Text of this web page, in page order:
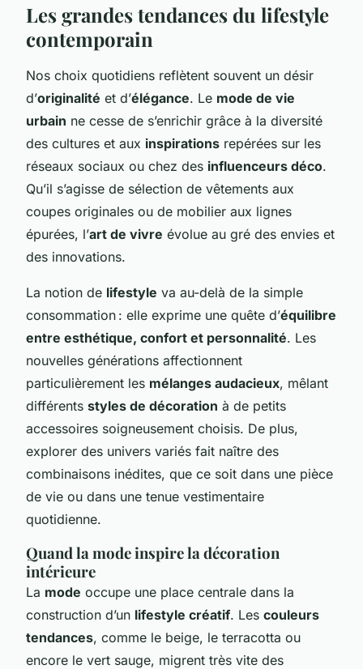
Les grandes tendances du lifestyle
contemporain
Nos choix quotidiens reflètent souvent un désir
d’originalité et d’élégance. Le mode de vie
urbain ne cesse de s’enrichir grâce à la diversité
des cultures et aux inspirations repérées sur les
réseaux sociaux ou chez des influenceurs déco.
Qu’il s’agisse de sélection de vêtements aux
coupes originales ou de mobilier aux lignes
épurées, l’art de vivre évolue au gré des envies et
des innovations.
La notion de lifestyle va au-delà de la simple
consommation : elle exprime une quête d’équilibre
entre esthétique, confort et personnalité. Les
nouvelles générations affectionnent
particulièrement les mélanges audacieux, mêlant
différents styles de décoration à de petits
accessoires soigneusement choisis. De plus,
explorer des univers variés fait naître des
combinaisons inédites, que ce soit dans une pièce
de vie ou dans une tenue vestimentaire
quotidienne.
Quand la mode inspire la décoration
intérieure
La mode occupe une place centrale dans la
construction d’un lifestyle créatif. Les couleurs
tendances, comme le beige, le terracotta ou
encore le vert sauge, migrent très vite des